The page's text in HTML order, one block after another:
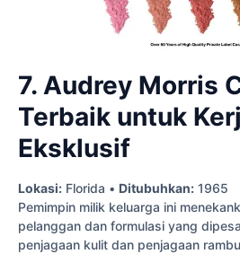
7. Audrey Morris
Terbaik untuk
Eksklusif
Lokasi: Florida • Ditubuhkan: 1965
Pemimpin milik keluarga ini
pelanggan dan formulasi yang
penjagaan kulit dan penjagaan